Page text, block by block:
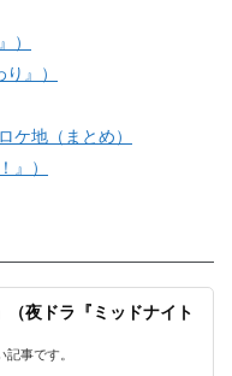
）
』）
ケ地（まとめ）
』）
（夜ドラ『ミッドナイト
記事です。